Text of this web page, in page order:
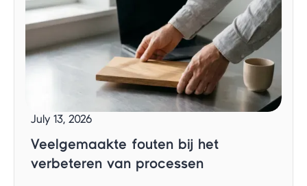
July 13, 2026
Veelgemaakte fouten bij het
verbeteren van processen